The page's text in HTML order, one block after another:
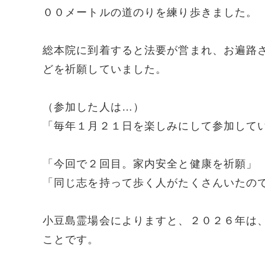
００メートルの道のりを練り歩きました。
総本院に到着すると法要が営まれ、お遍路
どを祈願していました。
（参加した人は…）
「毎年１月２１日を楽しみにして参加して
「今回で２回目。家内安全と健康を祈願」
「同じ志を持って歩く人がたくさんいたの
小豆島霊場会によりますと、２０２６年は
ことです。